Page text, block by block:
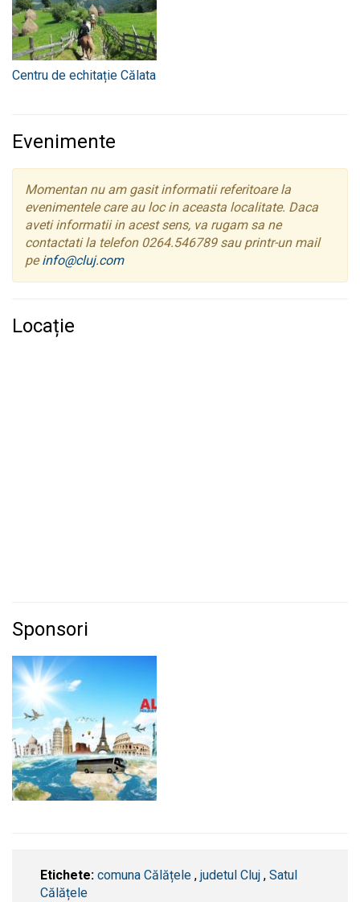
Centru de echitație Călata
Evenimente
Momentan nu am gasit informatii referitoare la
evenimentele care au loc in aceasta localitate. Daca
aveti informatii in acest sens, va rugam sa ne
contactati la telefon 0264.546789 sau printr-un mail
peinfo@cluj.com
Locație
Sponsori
Etichete: comuna Călățele , judetul Cluj , Satul
Călățele